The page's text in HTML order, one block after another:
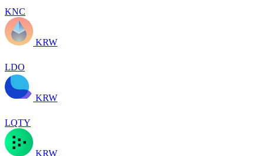
KNC
KRW
LDO
KRW
LQTY
KRW